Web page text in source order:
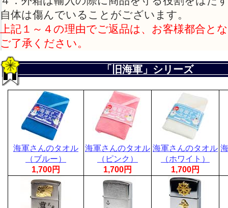
自体は傷んでいることがございます。
上記１～４の理由でご返品は、お客様都合と
ご了承ください。
「旧海軍」シリーズ
海軍さんのタオル
（ブルー）
1,700円
海軍さんのタオル
（ピンク）
1,700円
海軍さんのタオル
（ホワイト）
1,700円